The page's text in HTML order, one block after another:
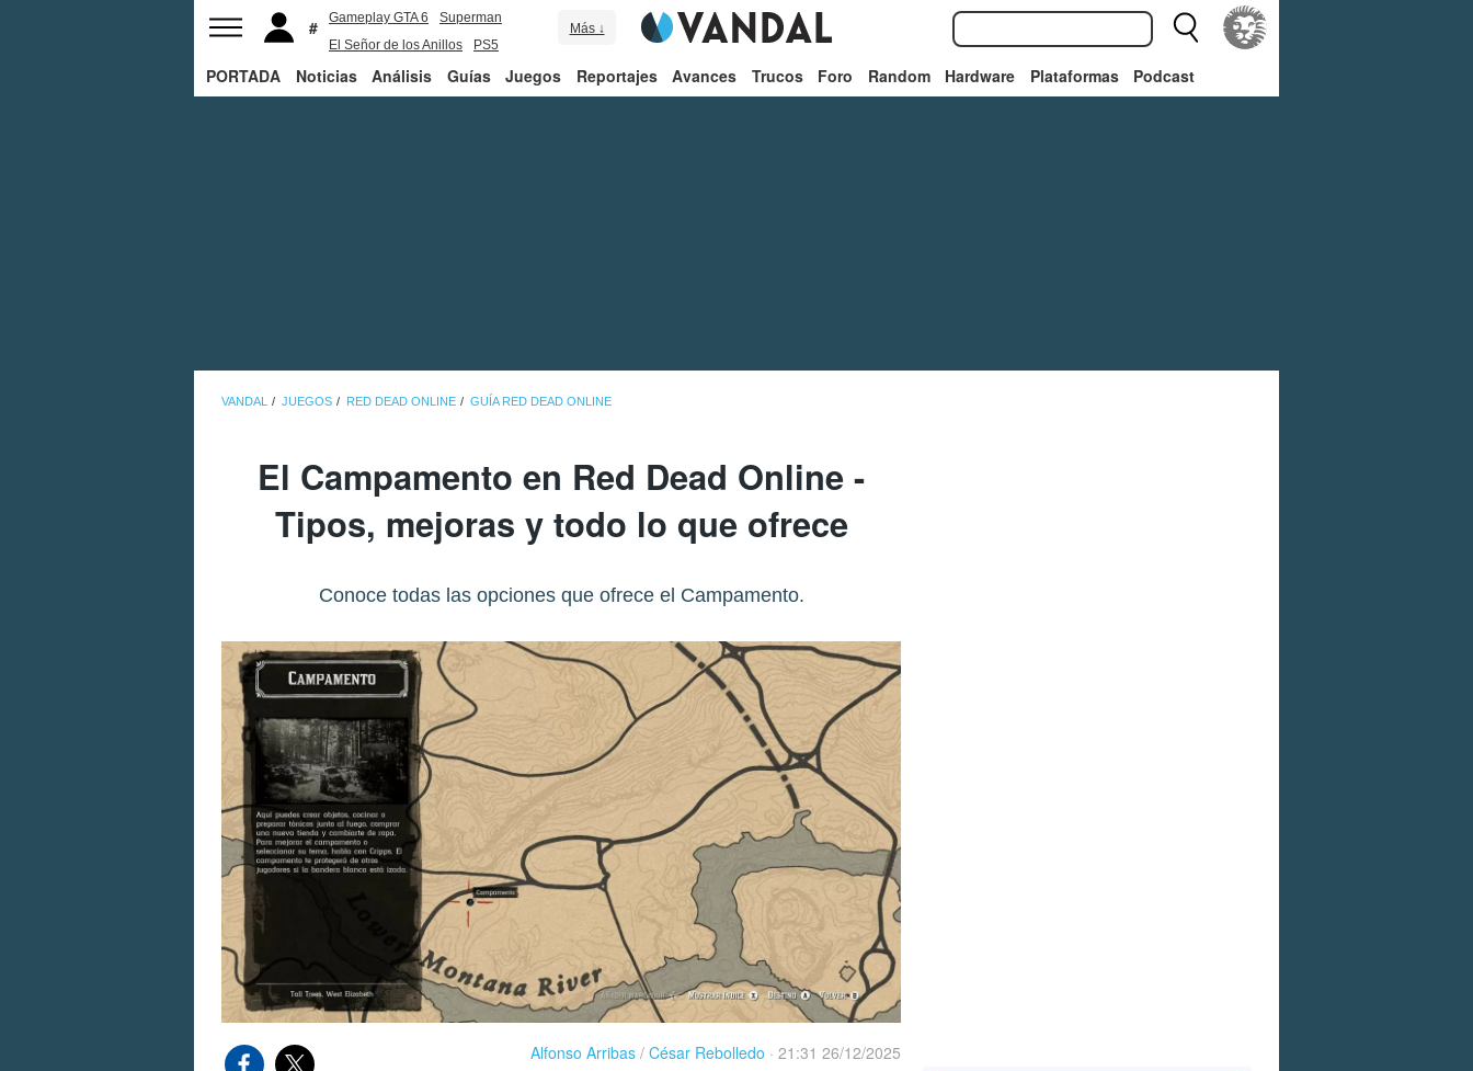
Gameplay GTA 6
Superman
El Señor de los Anillos
PS5
Más ↓
PORTADA Noticias Análisis Guías Juegos Reportajes Avances Trucos Foro Random Hardware Plataformas Podcast
VANDAL JUEGOS RED DEAD ONLINE GUÍA RED DEAD ONLINE
El Campamento en Red Dead Online -
Tipos, mejoras y todo lo que ofrece
Conoce todas las opciones que ofrece el Campamento.
Alfonso Arribas / César Rebolledo · 21:31 26/12/2025